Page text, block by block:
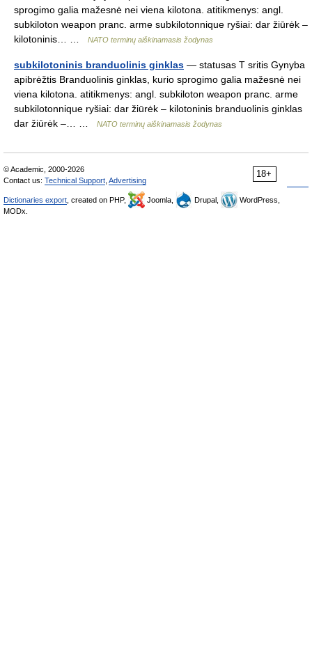
sprogimo galia mažesnė nei viena kilotona. atitikmenys: angl.
subkiloton weapon pranc. arme subkilotonnique ryšiai: dar žiūrėk –
kilotoninis… …
NATO terminų aiškinamasis žodynas
subkilotoninis branduolinis ginklas — statusas T sritis Gynyba
apibrėžtis Branduolinis ginklas, kurio sprogimo galia mažesnė nei
viena kilotona. atitikmenys: angl. subkiloton weapon pranc. arme
subkilotonnique ryšiai: dar žiūrėk – kilotoninis branduolinis ginklas
dar žiūrėk –… …
NATO terminų aiškinamasis žodynas
18+
© Academic, 2000-2026
Contact us: Technical Support Advertising
Dictionaries export , created on PHP, Joomla, Drupal,
WordPress,
MODx.